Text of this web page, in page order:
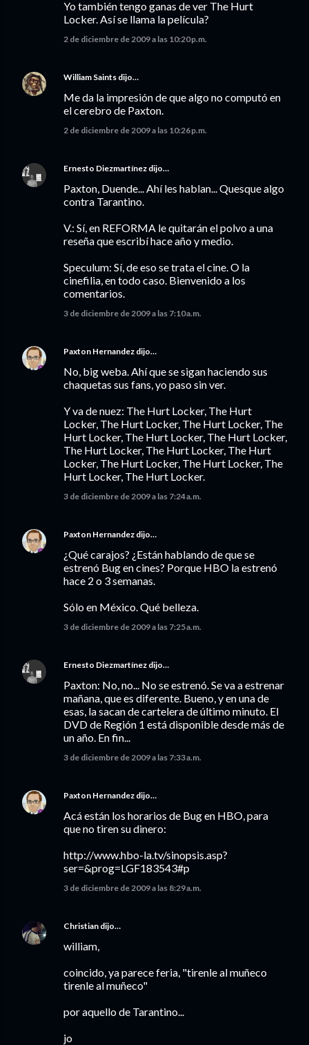
Yo también tengo ganas de ver The Hurt
Locker. Así se llama la película?
2 de diciembre de 2009 a las 10:20 p.m.
William Saints dijo…
Me da la impresión de que algo no computó en
el cerebro de Paxton.
2 de diciembre de 2009 a las 10:26 p.m.
Ernesto Diezmartínez dijo…
Paxton, Duende... Ahí les hablan... Quesque algo
contra Tarantino.
V.: Sí, en REFORMA le quitarán el polvo a una
reseña que escribí hace año y medio.
Speculum: Sí, de eso se trata el cine. O la
cinefilia, en todo caso. Bienvenido a los
comentarios.
3 de diciembre de 2009 a las 7:10 a.m.
Paxton Hernandez dijo…
No, big weba. Ahí que se sigan haciendo sus
chaquetas sus fans, yo paso sin ver.
Y va de nuez: The Hurt Locker, The Hurt
Locker, The Hurt Locker, The Hurt Locker, The
Hurt Locker, The Hurt Locker, The Hurt Locker,
The Hurt Locker, The Hurt Locker, The Hurt
Locker, The Hurt Locker, The Hurt Locker, The
Hurt Locker, The Hurt Locker.
3 de diciembre de 2009 a las 7:24 a.m.
Paxton Hernandez dijo…
¿Qué carajos? ¿Están hablando de que se
estrenó Bug en cines? Porque HBO la estrenó
hace 2 o 3 semanas.
Sólo en México. Qué belleza.
3 de diciembre de 2009 a las 7:25 a.m.
Ernesto Diezmartínez dijo…
Paxton: No, no... No se estrenó. Se va a estrenar
mañana, que es diferente. Bueno, y en una de
esas, la sacan de cartelera de último minuto. El
DVD de Región 1 está disponible desde más de
un año. En fin...
3 de diciembre de 2009 a las 7:33 a.m.
Paxton Hernandez dijo…
Acá están los horarios de Bug en HBO, para
que no tiren su dinero:
http://www.hbo-la.tv/sinopsis.asp?
ser=&prog=LGF183543#p
3 de diciembre de 2009 a las 8:29 a.m.
Christian dijo…
william,
coincido, ya parece feria, "tirenle al muñeco
tirenle al muñeco"
por aquello de Tarantino...
jo